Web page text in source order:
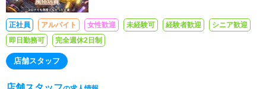
正社員 アルバイト 女性歓迎 未経験可 経験者歓迎
シニア歓迎
即日勤務可
完全週休2日制
店舗スタッフ